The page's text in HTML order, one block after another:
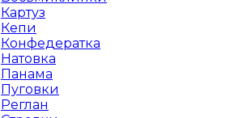
Картуз
Кепи
Конфедератка
Натовка
Панама
Пуговки
Реглан